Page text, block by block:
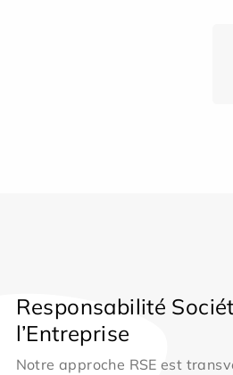
Responsabilité
l’Entreprise
Notre approche RSE est